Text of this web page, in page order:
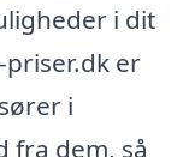
i dit
er
i
fra dem, så